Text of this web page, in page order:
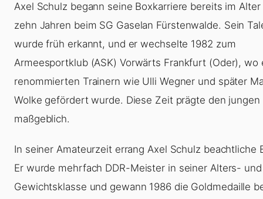
Axel Schulz begann seine Boxkarriere bereits im Alter
zehn Jahren beim SG Gaselan Fürstenwalde. Sein
wurde früh erkannt, und er wechselte 1982 zum
Armeesportklub (ASK) Vorwärts Frankfurt (Oder), wo
renommierten Trainern wie Ulli Wegner und später
Wolke gefördert wurde. Diese Zeit prägte den jungen
maßgeblich.
In seiner Amateurzeit errang Axel Schulz beachtliche
Er wurde mehrfach DDR-Meister in seiner Alters- und
Gewichtsklasse und gewann 1986 die Goldmedaille